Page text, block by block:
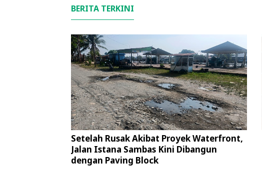
BERITA TERKINI
Setelah Rusak Akibat Proyek Waterfront,
Jalan Istana Sambas Kini Dibangun
dengan Paving Block